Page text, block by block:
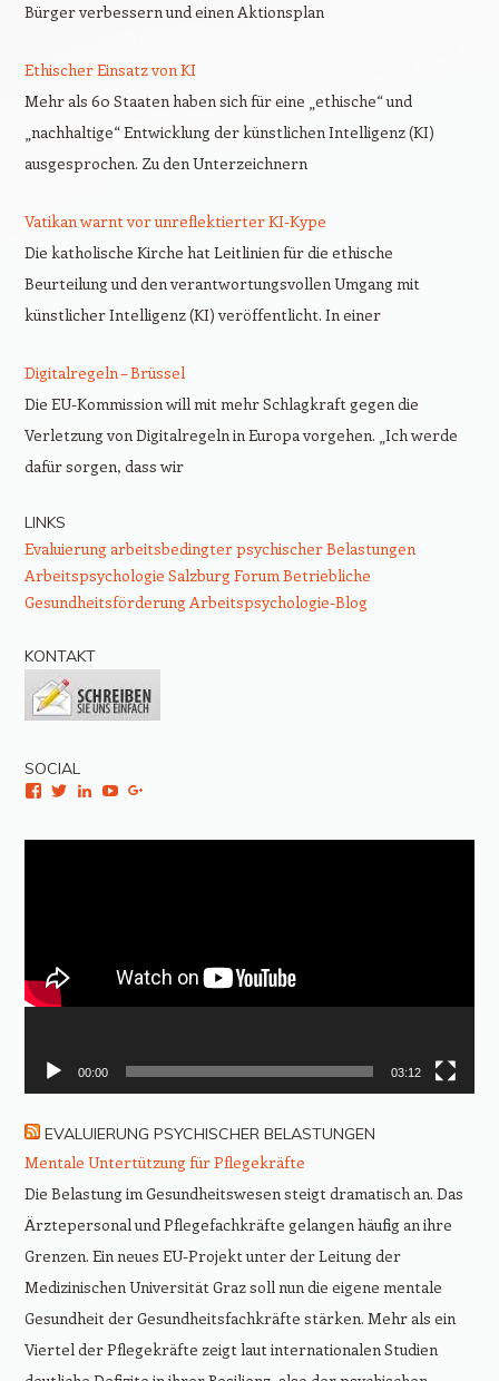
Bürger verbessern und einen Aktionsplan
Ethischer Einsatz von KI
Mehr als 60 Staaten haben sich für eine „ethische“ und
„nachhaltige“ Entwicklung der künstlichen Intelligenz (KI)
ausgesprochen. Zu den Unterzeichnern
Vatikan warnt vor unreflektierter KI-Kype
Die katholische Kirche hat Leitlinien für die ethische
Beurteilung und den verantwortungsvollen Umgang mit
künstlicher Intelligenz (KI) veröffentlicht. In einer
Digitalregeln – Brüssel
Die EU-Kommission will mit mehr Schlagkraft gegen die
Verletzung von Digitalregeln in Europa vorgehen. „Ich werde
dafür sorgen, dass wir
LINKS
Evaluierung arbeitsbedingter psychischer Belastungen
Arbeitspsychologie Salzburg Forum Betriebliche
Gesundheitsförderung Arbeitspsychologie-Blog
KONTAKT
SOCIAL
Facebook
TwitterLinkedIn
YouTube
00:00 03:12
EVALUIERUNG PSYCHISCHER BELASTUNGEN
Mentale Untertützung für Pflegekräfte
Die Belastung im Gesundheitswesen steigt dramatisch an. Das
Ärztepersonal und Pflegefachkräfte gelangen häufig an ihre
Grenzen. Ein neues EU-Projekt unter der Leitung der
Medizinischen Universität Graz soll nun die eigene mentale
Gesundheit der Gesundheitsfachkräfte stärken. Mehr als ein
Viertel der Pflegekräfte zeigt laut internationalen Studien